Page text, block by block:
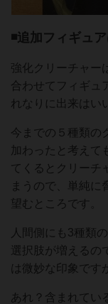
◾️追加フィギュ
強化クリーチャー
合わせてフィギュ
れなりに出来はい
今までの５種類の
加わったと考えて
てくるとクリーチ
まうので、単純に
望むところです。
人間側にも3種類
選択肢が増えるの
は微妙な印象です
あれ？含まれてい